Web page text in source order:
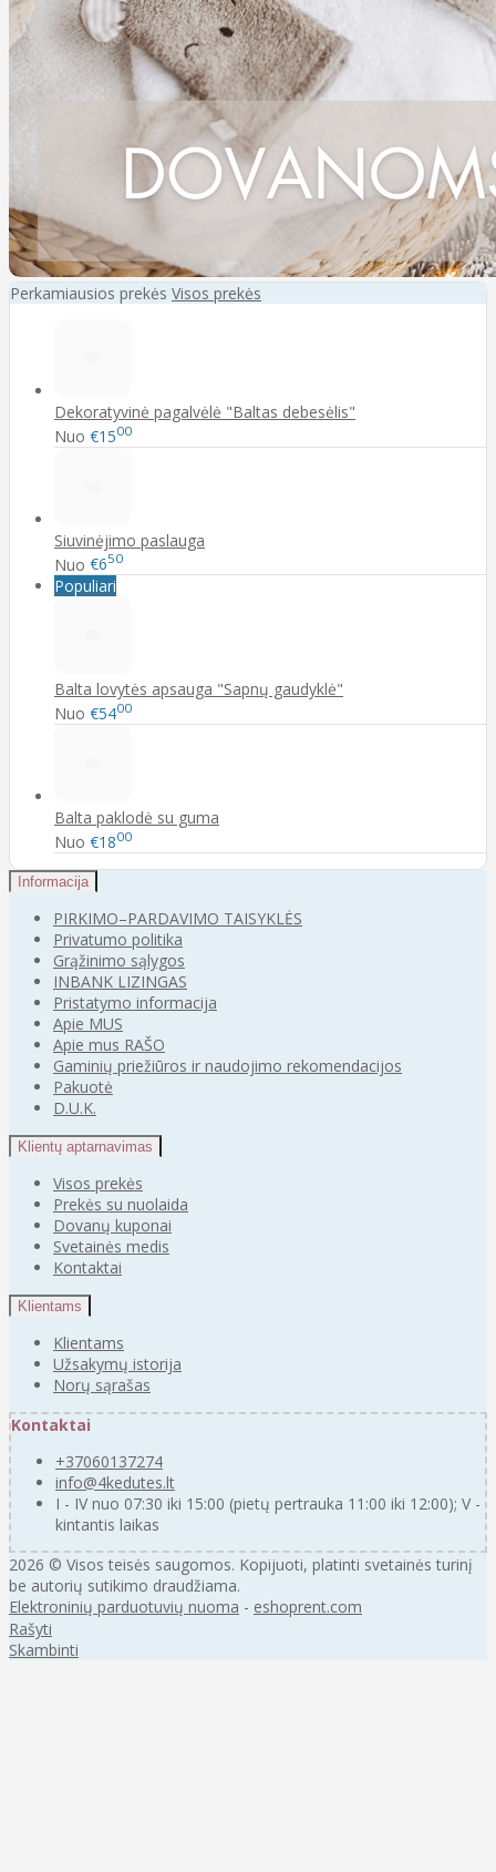
Perkamiausios prekės Visos prekės
Dekoratyvinė pagalvėlė "Baltas debesėlis"
Nuo €1500
Siuvinėjimo paslauga
Nuo €650
Populiari
Balta lovytės apsauga "Sapnų gaudyklė"
Nuo €5400
Balta paklodė su guma
Nuo €1800
Informacija
PIRKIMO–PARDAVIMO TAISYKLĖS
Privatumo politika
Grąžinimo sąlygos
INBANK LIZINGAS
Pristatymo informacija
Apie MUS
Apie mus RAŠO
Gaminių priežiūros ir naudojimo rekomendacijos
Pakuotė
D.U.K.
Klientų aptarnavimas
Visos prekės
Prekės su nuolaida
Dovanų kuponai
Svetainės medis
Kontaktai
Klientams
Klientams
Užsakymų istorija
Norų sąrašas
Kontaktai
+37060137274
info@4kedutes.lt
I - IV nuo 07:30 iki 15:00 (pietų pertrauka 11:00 iki 12:00); V -
kintantis laikas
2026 © Visos teisės saugomos. Kopijuoti, platinti svetainės turinį
be autorių sutikimo draudžiama.
Elektroninių parduotuvių nuoma - eshoprent.com
Rašyti
Skambinti